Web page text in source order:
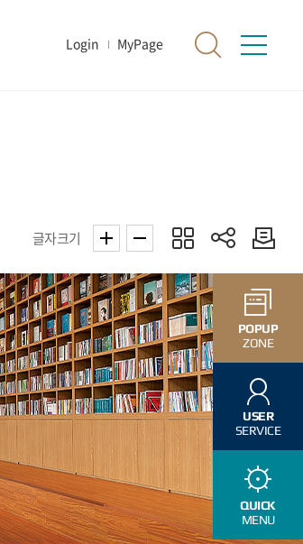
Login MyPage
글자크기
POPUP
ZONE
USER
SERVICE
QUICK
MENU